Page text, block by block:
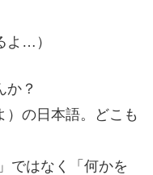
よ…）
か？
）の日本語。どこも
ではなく「何かを